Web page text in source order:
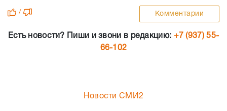
/ Комментарии
Есть новости? Пиши и звони в редакцию: +7 (937) 55-
66-102
Новости СМИ2